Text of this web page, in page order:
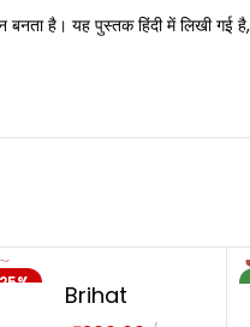
है। यह पुस्तक हिंदी में लिखी गई
Brihat
ParasaraHora